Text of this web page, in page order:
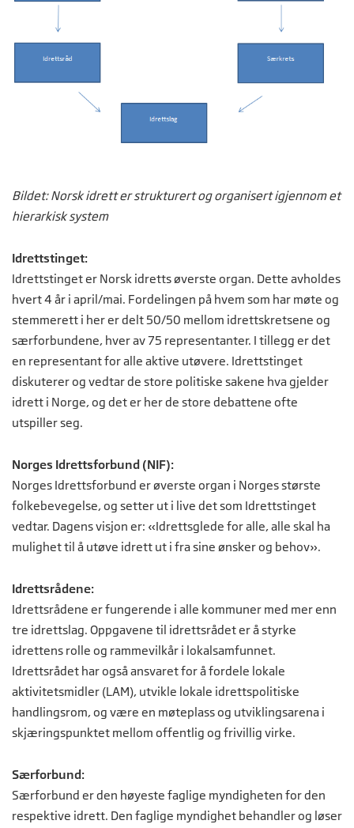
Bildet: Norsk idrett er strukturert og organisert igjennom et
hierarkisk system
Idrettstinget:
Idrettstinget er Norsk idretts øverste organ. Dette avholdes
hvert 4 år i april/mai. Fordelingen på hvem som har møte og
stemmerett i her er delt 50/50 mellom idrettskretsene og
særforbundene, hver av 75 representanter. I tillegg er det
en representant for alle aktive utøvere. Idrettstinget
diskuterer og vedtar de store politiske sakene hva gjelder
idrett i Norge, og det er her de store debattene ofte
utspiller seg.
Norges Idrettsforbund (NIF):
Norges Idrettsforbund er øverste organ i Norges største
folkebevegelse, og setter ut i live det som Idrettstinget
vedtar. Dagens visjon er: «Idrettsglede for alle, alle skal ha
mulighet til å utøve idrett ut i fra sine ønsker og behov».
Idrettsrådene:
Idrettsrådene er fungerende i alle kommuner med mer enn
tre idrettslag. Oppgavene til idrettsrådet er å styrke
idrettens rolle og rammevilkår i lokalsamfunnet.
Idrettsrådet har også ansvaret for å fordele lokale
aktivitetsmidler (LAM), utvikle lokale idrettspolitiske
handlingsrom, og være en møteplass og utviklingsarena i
skjæringspunktet mellom offentlig og frivillig virke.
Særforbund:
Særforbund er den høyeste faglige myndigheten for den
respektive idrett. Den faglige myndighet behandler og løser